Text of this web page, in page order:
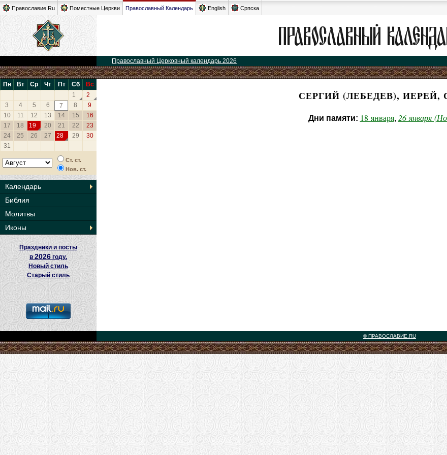
Православие.Ru Поместные Церкви Православный Календарь English Српска
Православный Церковный календарь 2026
Пн Вт Ср Чт Пт Сб
Вс
1
2
3
4 5 6 7 8
9
10
11 12 13 14 15
16
17
18 19 20 21 22
23
24
25 26 27 28 29
30
31
Ст. ст.
Нов. ст.
Календарь
Библия
Молитвы
Иконы
Праздники и посты
в2026 году.
Новый стиль
Старый стиль
СЕРГИЙ (ЛЕБЕДЕВ),
Дни памяти: 18 января, 26 января
© ПРАВОСЛАВИЕ.RU